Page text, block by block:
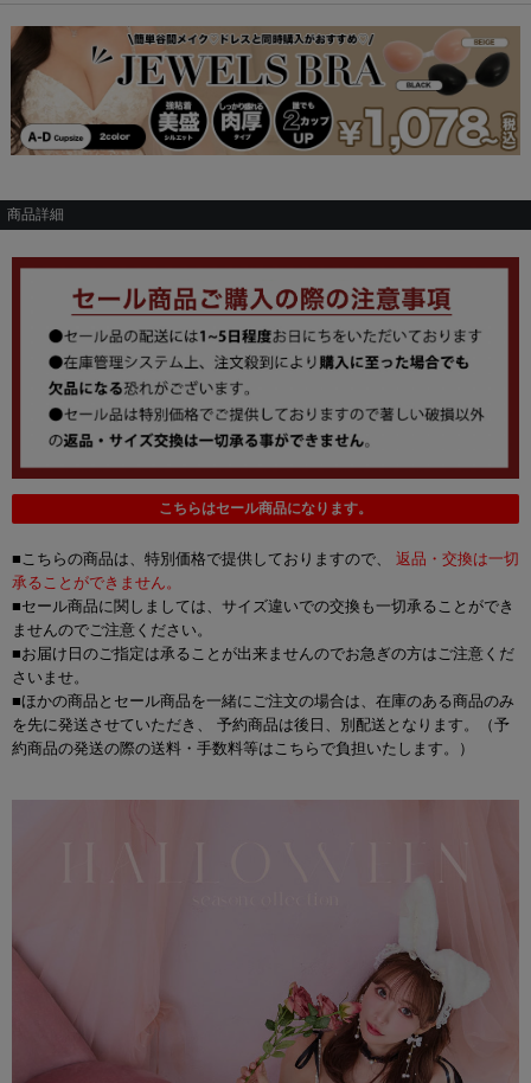
商品詳細
こちらはセール商品になります。
■こちらの商品は、特別価格で提供しておりますので、 返品・交換は一切
承ることができません。
■セール商品に関しましては、サイズ違いでの交換も一切承ることができ
ませんのでご注意ください。
■お届け日のご指定は承ることが出来ませんのでお急ぎの方はご注意くだ
さいませ。
■ほかの商品とセール商品を一緒にご注文の場合は、在庫のある商品のみ
を先に発送させていただき、 予約商品は後日、別配送となります。（予
約商品の発送の際の送料・手数料等はこちらで負担いたします。）